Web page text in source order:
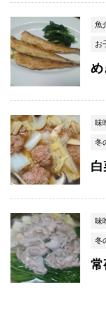
魚
お
め
味
冬
味
冬
常